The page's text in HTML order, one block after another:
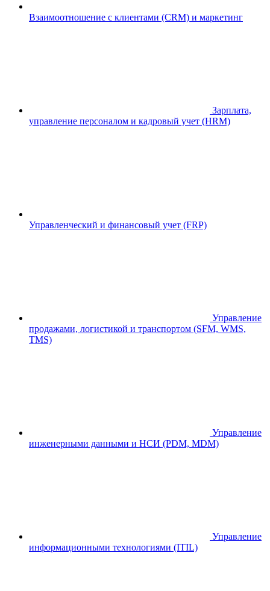
Взаимоотношение с клиентами (CRM) и маркетинг
Зарплата,
управление персоналом и кадровый учет (HRM)
Управленческий и финансовый учет (FRP)
Управление
продажами, логистикой и транспортом (SFM, WMS,
TMS)
Управление
инженерными данными и НСИ (PDM, MDM)
Управление
информационными технологиями (ITIL)